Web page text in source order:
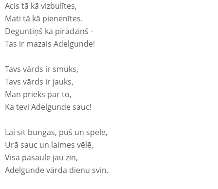
Acis tā kā vizbulītes,
Mati tā kā pienenītes.
Deguntiņš kā pīrādziņš -
Tas ir mazais Adelgunde!
Tavs vārds ir smuks,
Tavs vārds ir jauks,
Man prieks par to,
Ka tevi Adelgunde sauc!
Lai sit bungas, pūš un spēlē,
Urā sauc un laimes vēlē,
Visa pasaule jau zin,
Adelgunde vārda dienu svin.